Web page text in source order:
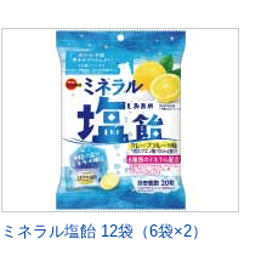
ミネラル塩飴 12袋（6袋×2）